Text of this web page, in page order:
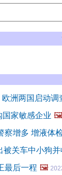
洲两国启动调
家敏感企业 🖼️
察增多 增液体
关车中小狗并
最后一程 🖼️